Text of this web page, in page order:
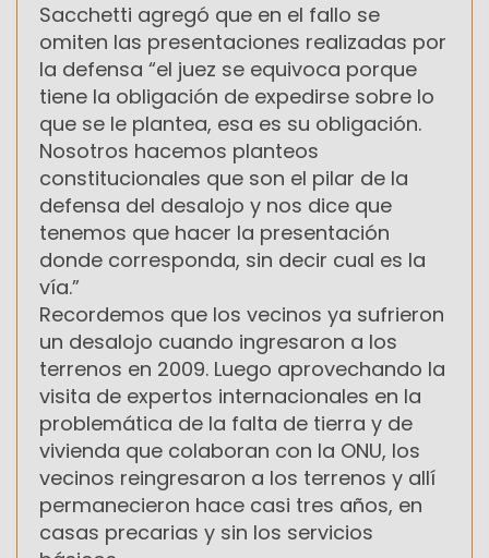
Sacchetti agregó que en el fallo se
omiten las presentaciones realizadas por
la defensa “el juez se equivoca porque
tiene la obligación de expedirse sobre lo
que se le plantea, esa es su obligación.
Nosotros hacemos planteos
constitucionales que son el pilar de la
defensa del desalojo y nos dice que
tenemos que hacer la presentación
donde corresponda, sin decir cual es la
vía.”
Recordemos que los vecinos ya sufrieron
un desalojo cuando ingresaron a los
terrenos en 2009. Luego aprovechando la
visita de expertos internacionales en la
problemática de la falta de tierra y de
vivienda que colaboran con la ONU, los
vecinos reingresaron a los terrenos y allí
permanecieron hace casi tres años, en
casas precarias y sin los servicios